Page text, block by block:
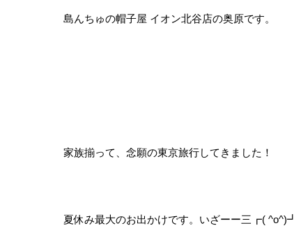
島んちゅの帽子屋 イオン北谷店の奥原です。
家族揃って、念願の東京旅行してきました！
夏休み最大のお出かけです。いざーー三┏( ^o^)┛